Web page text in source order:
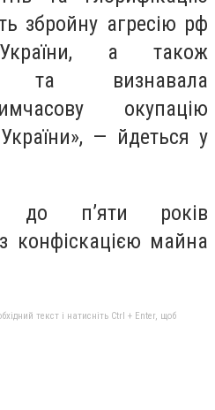
збройну агресію рф
а також
та визнавала
окупацію
— йдеться у
до п’яти років
конфіскацією майна
текст і натисніть Ctrl + Enter, щоб